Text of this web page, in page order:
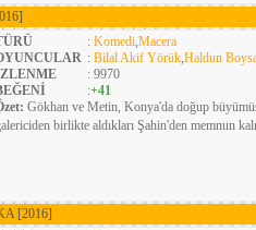
: Komedi,Macera
: Bilal Akif Yörük,Haldun
: 9970
:+41
Gökhan ve Metin, Konya'da doğup
birlikte aldıkları Şahin'den memnun
[2016]